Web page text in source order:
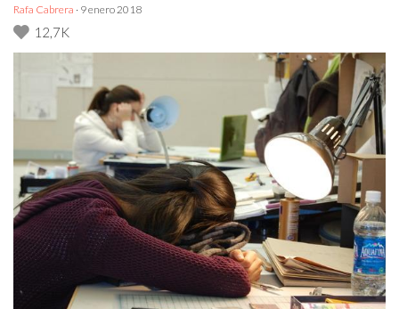
Rafa Cabrera · 9 enero 2018
12,7K